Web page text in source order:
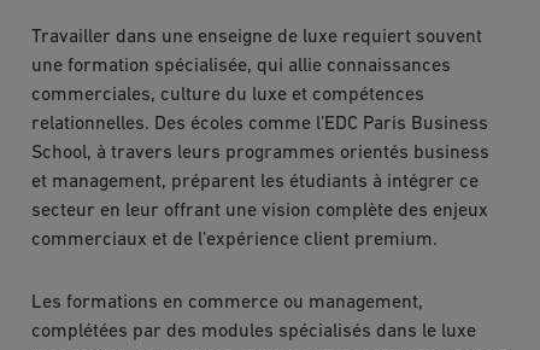
Travailler dans une enseigne de luxe requiert souvent
une formation spécialisée, qui allie connaissances
commerciales, culture du luxe et compétences
relationnelles. Des écoles comme l’EDC Paris Business
School, à travers leurs programmes orientés business
et management, préparent les étudiants à intégrer ce
secteur en leur offrant une vision complète des enjeux
commerciaux et de l’expérience client premium.
Les formations en commerce ou management,
complétées par des modules spécialisés dans le luxe